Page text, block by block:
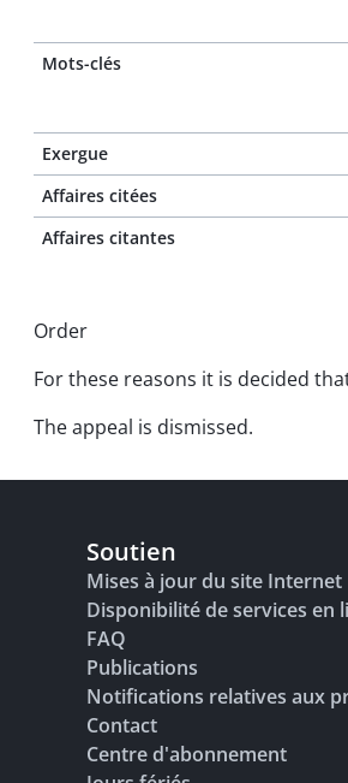
Mots-clés
Exergue
Affaires citées
Affaires citantes
Order
For these reasons it is decided
The appeal is dismissed.
Soutien
Mises à jour du site Internet
Disponibilité de services en
FAQ
Publications
Notifications relatives aux
Contact
Centre d'abonnement